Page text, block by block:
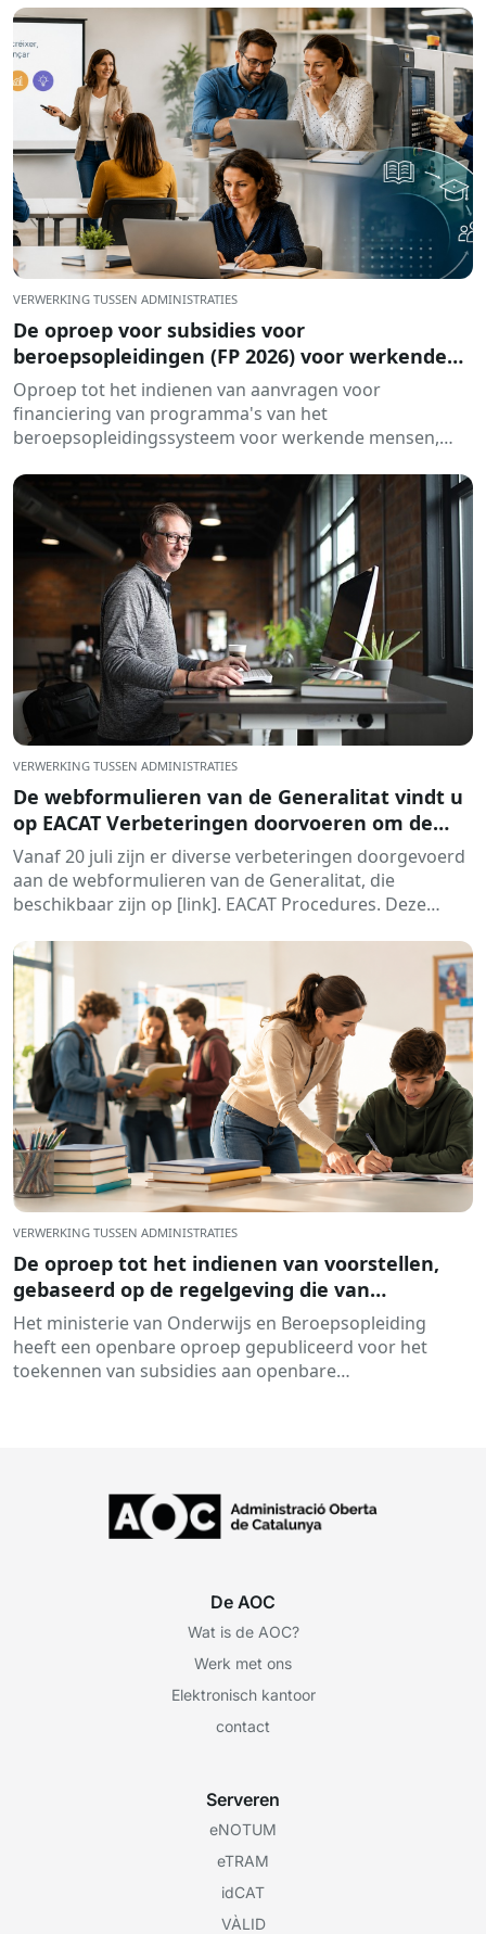
VERWERKING TUSSEN ADMINISTRATIES
De oproep voor subsidies voor
beroepsopleidingen (FP 2026) voor werkende
personen is geopend.
Oproep tot het indienen van aanvragen voor
financiering van programma's van het
beroepsopleidingssysteem voor werkende mensen,
Educatie van Catalonië...
VERWERKING TUSSEN ADMINISTRATIES
De webformulieren van de Generalitat vindt u
op EACAT Verbeteringen doorvoeren om de
verwerking te stroomlijnen
Vanaf 20 juli zijn er diverse verbeteringen doorgevoerd
aan de webformulieren van de Generalitat, die
beschikbaar zijn op [link]. EACAT Procedures. Deze
VERWERKING TUSSEN ADMINISTRATIES
De oproep tot het indienen van voorstellen,
gebaseerd op de regelgeving die van
toepassing is op de toekenning van subsidies
aan onderwijsinstellingen voor de
ontwikkeling van opleidings- en
Het ministerie van Onderwijs en Beroepsopleiding
heeft een openbare oproep gepubliceerd voor het
toekennen van subsidies aan openbare
De AOC
Wat is de AOC?
Werk met ons
Elektronisch kantoor
contact
Serveren
eNOTUM
eTRAM
idCAT
VÀLID